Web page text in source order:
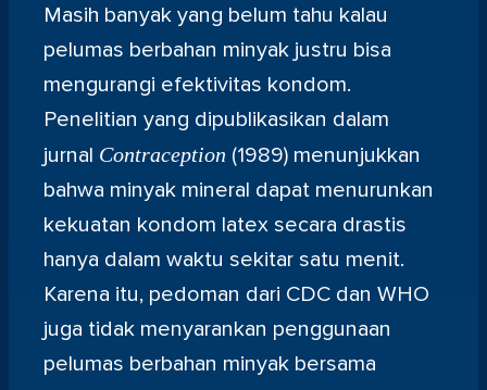
Masih banyak yang belum tahu kalau
pelumas berbahan minyak justru bisa
mengurangi efektivitas kondom.
Penelitian yang dipublikasikan dalam
jurnal Contraception (1989) menunjukkan
bahwa minyak mineral dapat menurunkan
kekuatan kondom latex secara drastis
hanya dalam waktu sekitar satu menit.
Karena itu, pedoman dari CDC dan WHO
juga tidak menyarankan penggunaan
pelumas berbahan minyak bersama